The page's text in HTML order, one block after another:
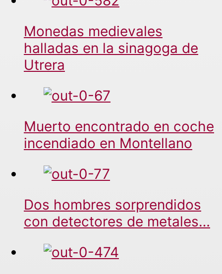
Monedas medievales
halladas en la sinagoga de
Utrera
Muerto encontrado en coche
incendiado en Montellano
Dos hombres sorprendidos
con detectores de metales…